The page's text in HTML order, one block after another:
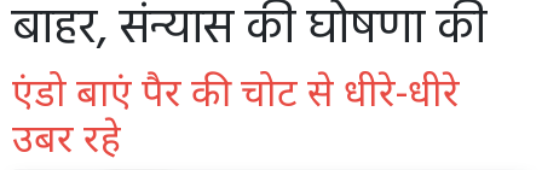
बाहर, संन्यास की घोषणा की
एंडो बाएं पैर की चोट से धीरे-धीरे
उबर रहे